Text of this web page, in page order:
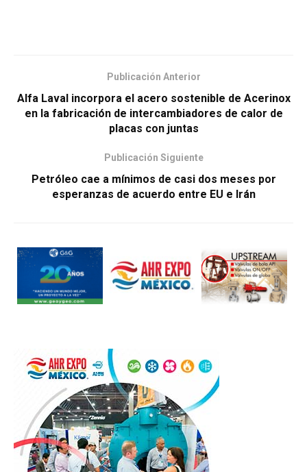
Publicación Anterior
Alfa Laval incorpora el acero sostenible de Acerinox
en la fabricación de intercambiadores de calor de
placas con juntas
Publicación Siguiente
Petróleo cae a mínimos de casi dos meses por
esperanzas de acuerdo entre EU e Irán